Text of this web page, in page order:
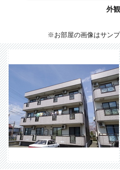
外観
※お部屋の画像はサンプ